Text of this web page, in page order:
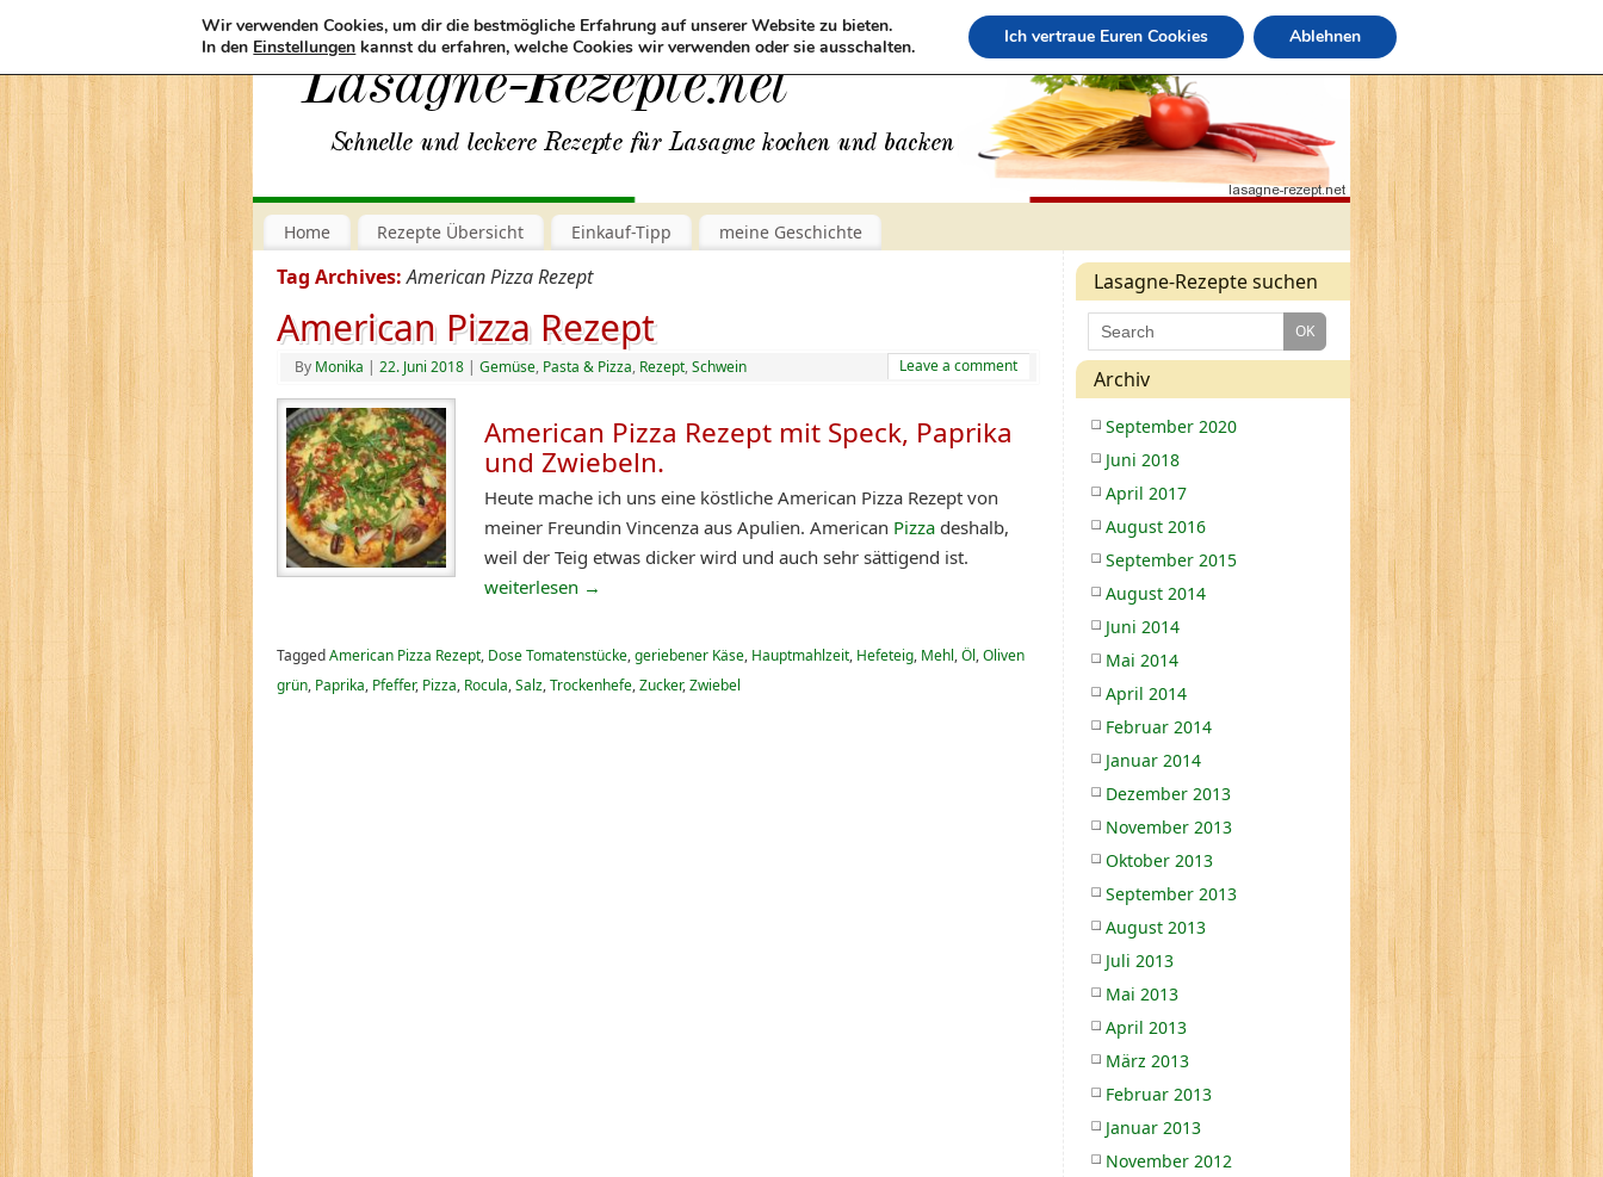
Home Rezepte Übersicht Einkauf-Tipp meine Geschichte
Tag Archives:American Pizza Rezept
American Pizza Rezept
By Monika | 22. Juni 2018 | Gemüse, Pasta & Pizza, Rezept,Schwein Leave a comment
American Pizza Rezept mit Speck, Paprika
und Zwiebeln.
Heute mache ich uns eine köstliche American Pizza Rezept von
meiner Freundin Vincenza aus Apulien. American Pizza deshalb,
weil der Teig etwas dicker wird und auch sehr sättigend ist.
weiterlesen →
TaggedAmerican Pizza Rezept, Dose Tomatenstücke,geriebener Käse, Hauptmahlzeit, Hefeteig, Mehl,Öl,Oliven
grün, Paprika, Pfeffer, Pizza, Rocula,Salz,Trockenhefe,Zucker,Zwiebel
Lasagne-Rezepte suchen
Archiv
September 2020
Juni 2018
April 2017
August 2016
September 2015
August 2014
Juni 2014
Mai 2014
April 2014
Februar 2014
Januar 2014
Dezember 2013
November 2013
Oktober 2013
September 2013
August 2013
Juli 2013
Mai 2013
April 2013
März 2013
Februar 2013
Januar 2013
November 2012
Wir verwenden Cookies, um dir die bestmögliche Erfahrung auf unserer Website zu bieten.
In den Einstellungen kannst du erfahren, welche Cookies wir verwenden oder sie ausschalten. Ich vertraue Euren Cookies Ablehnen